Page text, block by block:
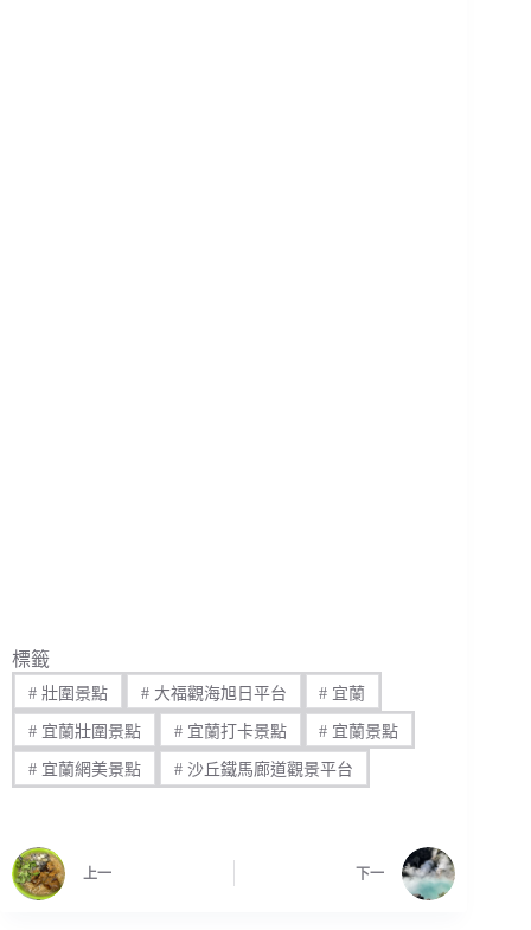
標籤
#壯圍景點 #大福觀海旭日平台 # 宜蘭
#宜蘭壯圍景點 #宜蘭打卡景點 # 宜蘭景點
#宜蘭網美景點 #沙丘鐵馬廊道觀景平台
上一 下一